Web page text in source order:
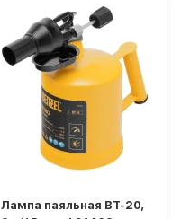
Лампа паяльная ВТ-20,